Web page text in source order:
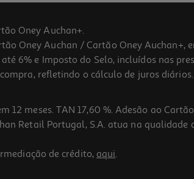
Oney Auchan+.
Oney Auchan / Cartão Oney
6% e Imposto do Selo, incluídos nas
refletindo o cálculo de juros
12 meses. TAN 17,60 %. Adesão ao
Retail Portugal, S.A. atua na
de crédito, aqui.